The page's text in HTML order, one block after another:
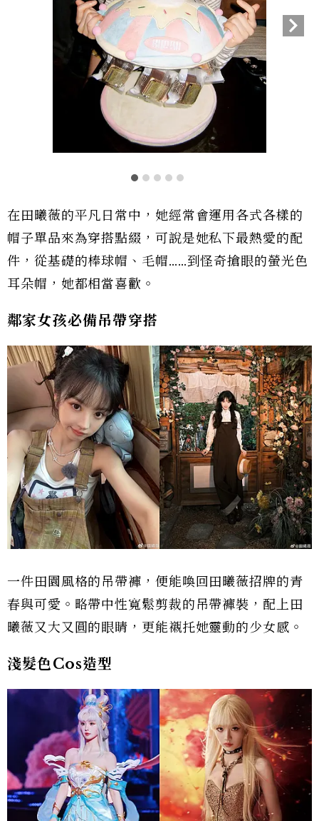
在田曦薇的平凡日常中，她經常會運用各式各樣的
帽子單品來為穿搭點綴，可說是她私下最熱愛的配
件，從基礎的棒球帽、毛帽……到怪奇搶眼的螢光色
耳朵帽，她都相當喜歡。
鄰家女孩必備吊帶穿搭
一件田園風格的吊帶褲，便能喚回田曦薇招牌的青
春與可愛。略帶中性寬鬆剪裁的吊帶褲裝，配上田
曦薇又大又圓的眼睛，更能襯托她靈動的少女感。
淺髮色Cos造型